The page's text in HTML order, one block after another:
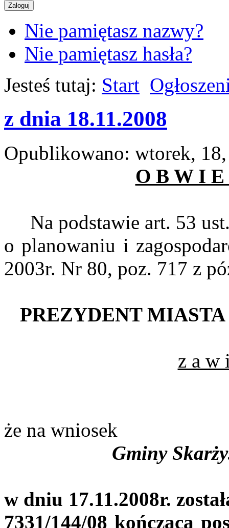
Zaloguj
Nie pamiętasz nazwy?
Nie pamiętasz hasła?
Jesteś tutaj: Start
z dnia 18.11.2008
Opublikowano: wtorek,
O B W I
Na podstawie art. 53
o planowaniu i
2003r. Nr 80, poz. 717 z
PREZYDENT
z a w
że na wniosek
Gminy
w dniu 17.11.2008r.
7331/144/08 kończąca